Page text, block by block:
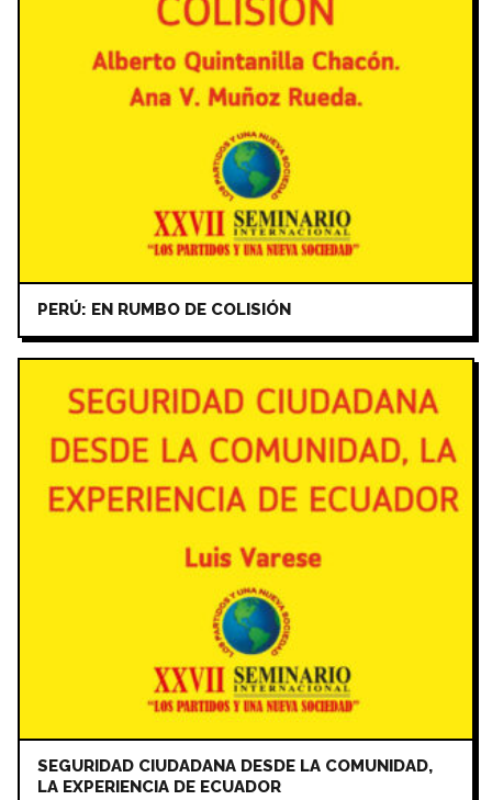
PERÚ: EN RUMBO DE COLISIÓN
SEGURIDAD CIUDADANA DESDE LA COMUNIDAD,
LA EXPERIENCIA DE ECUADOR